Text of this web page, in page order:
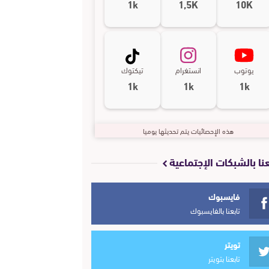
يوتوب
1k
انستغرام
1k
تيكتوك
1k
هذه الإحصائيات يتم تحديثها يوميا
بالشبكات الإجتماعية
فايسبوك
تابعنا بالفايسبوك
تويتر
تابعنا بتويتر